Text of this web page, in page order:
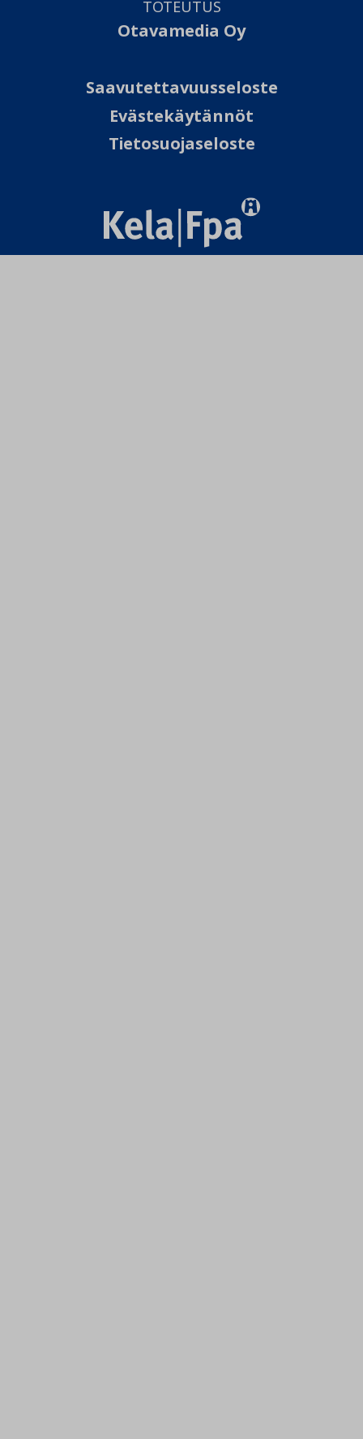
TOTEUTUS
Otavamedia Oy
Saavutettavuusseloste
Evästekäytännöt
Tietosuojaseloste